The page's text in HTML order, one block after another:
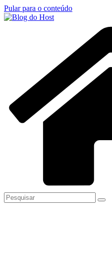
Pular para o conteúdo